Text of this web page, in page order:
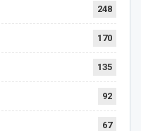
248
170
135
92
67